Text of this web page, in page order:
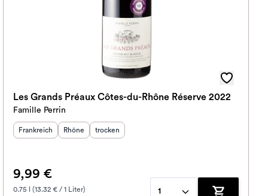
Les Grands Préaux Côtes-du-Rhône Réserve 2022
Famille Perrin
Herkunftsland :
Frankreich Herkunftsregion:
Rhône Geschmack
trocken
9,99 €
0.75 l (13.32 € / 1 Liter)
1